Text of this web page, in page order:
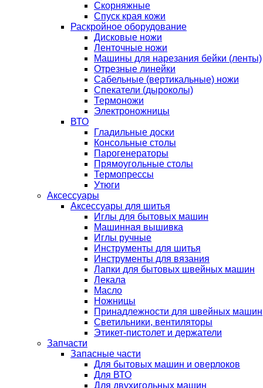
Скорняжные
Спуск края кожи
Раскройное оборудование
Дисковые ножи
Ленточные ножи
Машины для нарезания бейки (ленты)
Отрезные линейки
Сабельные (вертикальные) ножи
Спекатели (дыроколы)
Термоножи
Электроножницы
ВТО
Гладильные доски
Консольные столы
Парогенераторы
Прямоугольные столы
Термопрессы
Утюги
Аксессуары
Аксессуары для шитья
Иглы для бытовых машин
Машинная вышивка
Иглы ручные
Инструменты для шитья
Инструменты для вязания
Лапки для бытовых швейных машин
Лекала
Масло
Ножницы
Принадлежности для швейных машин
Светильники, вентиляторы
Этикет-пистолет и держатели
Запчасти
Запасные части
Для бытовых машин и оверлоков
Для ВТО
Для двухигольных машин